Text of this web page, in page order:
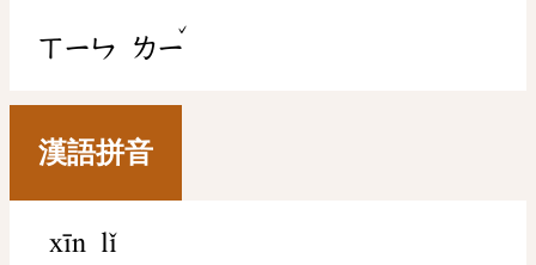
ㄒㄧㄣ ㄌㄧ
ˇ
漢語拼音
xīn lǐ